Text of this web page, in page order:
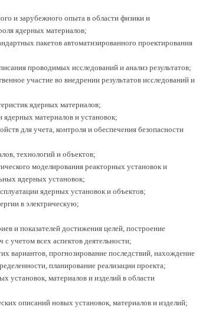
и зарубежного опыта в области физики и
ядерных материалов;
пакетов автоматизированного проектирования
проводимых исследований и анализ результатов;
участие во внедрении результатов исследований и
ядерных материалов;
ядерных материалов и установок;
для учета, контроля и обеспечения безопасности
технологий и объектов;
моделирования реакторных установок и
ядерных установок;
ядерных установок и объектов;
в электрическую;
и показателей достижения целей, построение
учетом всех аспектов деятельности;
вариантов, прогнозирование последствий, нахождение
планирование реализации проекта;
установок, материалов и изделий в области
описаний новых установок, материалов и изделий;